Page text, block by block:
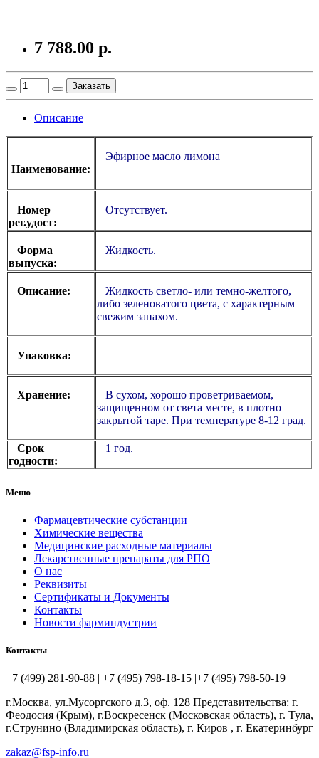
7 788.00 р.
Заказать
Описание
Наименование:
Эфирное масло лимона
Номер
рег.удост:
Отсутствует.
Форма
выпуска:
Жидкость.
Описание:
Жидкость светло- или темно-желтого,
либо зеленоватого цвета, с характерным
свежим запахом.
Упаковка:
Хранение:
В сухом, хорошо проветриваемом,
защищенном от света месте, в плотно
закрытой таре. При температуре 8-12 град.
Срок
годности:
1 год.
Меню
Фармацевтические субстанции
Химические вещества
Медицинские расходные материалы
Лекарственные препараты для РПО
О нас
Реквизиты
Сертификаты и Документы
Контакты
Новости фарминдустрии
Контакты
+7 (499) 281-90-88 | +7 (495) 798-18-15 |+7 (495) 798-50-19
г.Москва, ул.Мусоргского д.3, оф. 128 Представительства: г.
Феодосия (Крым), г.Воскресенск (Московская область), г. Тула,
г.Струнино (Владимирская область), г. Киров , г. Екатеринбург
zakaz@fsp-info.ru